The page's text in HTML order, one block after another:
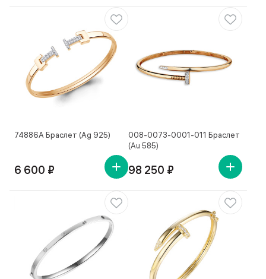
74886А Браслет (Ag 925)
6 600 ₽
008-0073-0001-011 Браслет
(Au 585)
98 250 ₽